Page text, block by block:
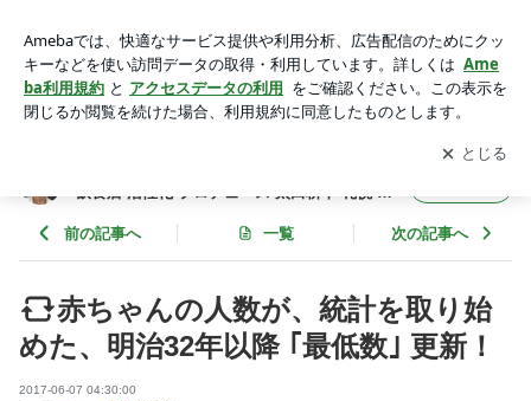
数｣ 更新！ | フード食ビジネス 専門家 経営コンサルタント 飲
食店 活性化 プロデュース 太田耕平 札幌 北海道 ファインド ブ
ログ
アプリをダウンロードして ブログの更新通知
を受け取りまし
ょう。
開く
飲食店 活性化 プロデュース 太田耕平 札幌 北
前の記事へ 一覧 次の記事へ
赤ちゃんの人数が、統計を取り始
めた、明治32年以降 ｢最低数｣ 更新！
2017-06-07 04:30:00